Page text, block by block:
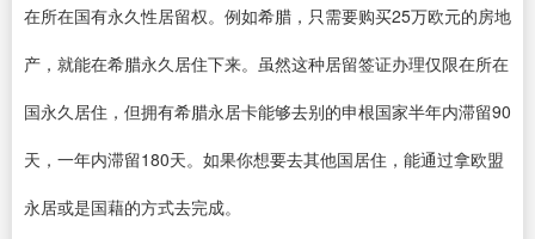
在所在国有永久性居留权。例如希腊，只需要购买25万欧元的房地
产，就能在希腊永久居住下来。虽然这种居留签证办理仅限在所在
国永久居住，但拥有希腊永居卡能够去别的申根国家半年内滞留90
天，一年内滞留180天。如果你想要去其他国居住，能通过拿欧盟
永居或是国藉的方式去完成。